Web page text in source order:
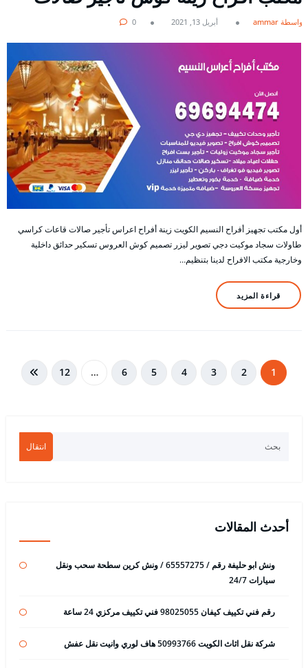
بواسطة ammar أبريل 13, 2021 0
أول مكتب تجهيز أفراح النسيم الكويت زينة أفراح اعراس تأجير صالات قاعات كراسي
طاولات سجاد موكيت دجي تصوير ليزر تصميم كوش العروس تسكير حدائق داخلية
وخارجية مكتب الافراح لدينا بتنظيم…
قراءة المزيد
تعدد 1
2
3
4
5
6
…
12
انتقال
أحدث المقالات
ونش ابو حليفة رقم / 65557275 / ونش كرين سطحة سحب ونقل
سيارات 24/7
رقم فني تكييف كيفان 98025055 فني تكييف مركزي 24 ساعة
شركة نقل اثاث الكويت 50993766 هاف لوري وانيت نقل عفش